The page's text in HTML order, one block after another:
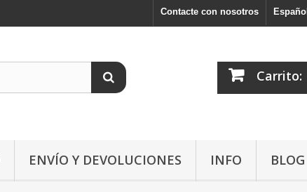
Español
Contacte con nosotros
Carrito:
ENVÍO Y DEVOLUCIONES INFO BLOG